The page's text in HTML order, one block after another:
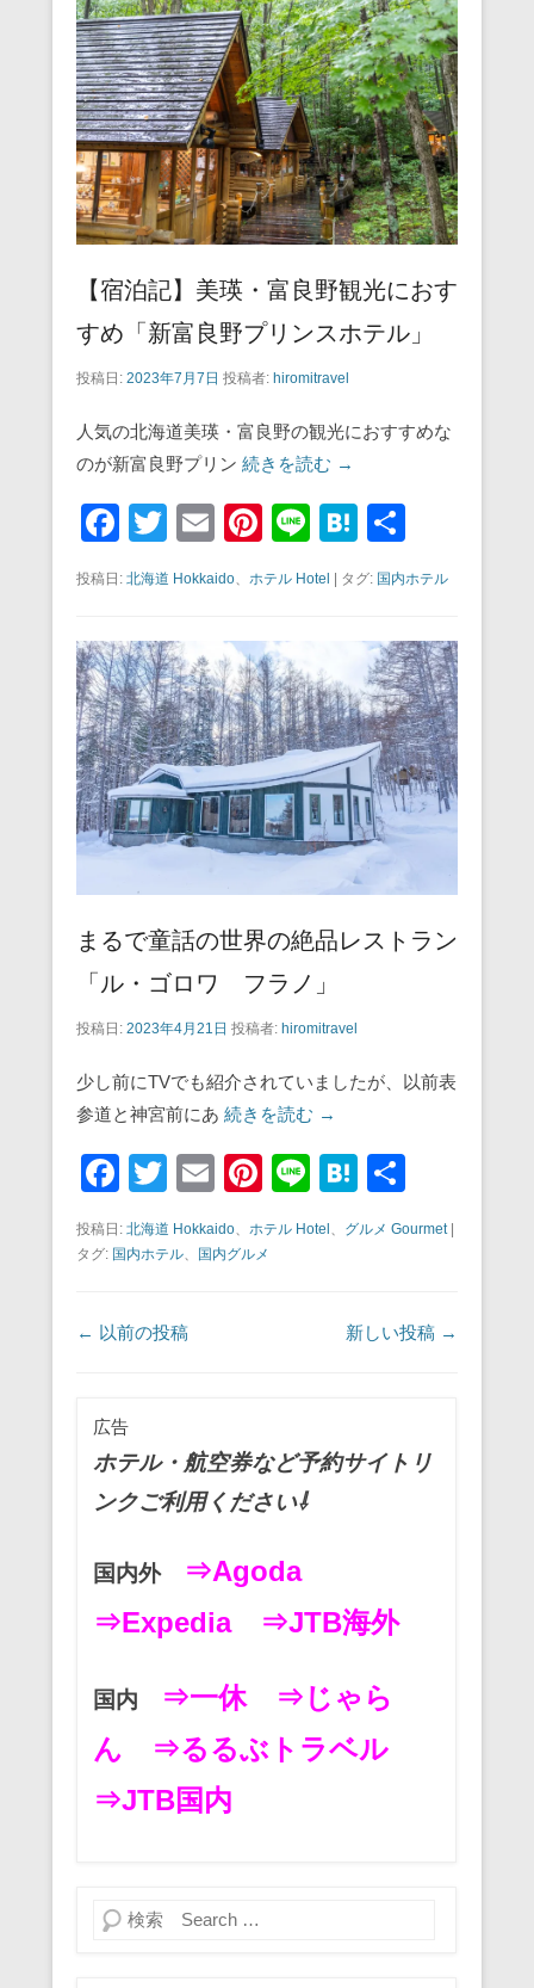
o
o
k
【宿泊記】美瑛・富良野観光におす
すめ「新富良野プリンスホテル」
投稿日: 2023年7月7日 投稿者: hiromitravel
人気の北海道美瑛・富良野の観光におすすめな
のが新富良野プリン 続きを読む →
F
a
c
e
b
o
o
k
T
tt
er
E
ail
Pi
er
e
st
Li
H
at
e
n
a
投稿日: 北海道 Hokkaido ホテル Hotel | タグ: 国内ホテル
まるで童話の世界の絶品レストラン
「ル・ゴロワ フラノ」
投稿日: 2023年4月21日 投稿者: hiromitravel
少し前にTVでも紹介されていましたが、以前表
参道と神宮前にあ 続きを読む →
F
a
c
b
k
T
tt
E
ail
Pi
er
Li
e
H
at
e
a
投稿日: 北海道 Hokkaido ホテル Hotel グルメ Gourmet|
タグ: 国内ホテル 国内グルメ
投稿ナビゲーション
← 以前の投稿 新しい投稿 →
広告
ホテル・航空券など予約サイトリ
ンクご利用ください⇩
国内外
⇒Agoda
⇒Expedia
⇒JTB海外
国内 ⇒一休
⇒じゃら
ん
⇒るるぶトラベル
⇒JTB国内
検索